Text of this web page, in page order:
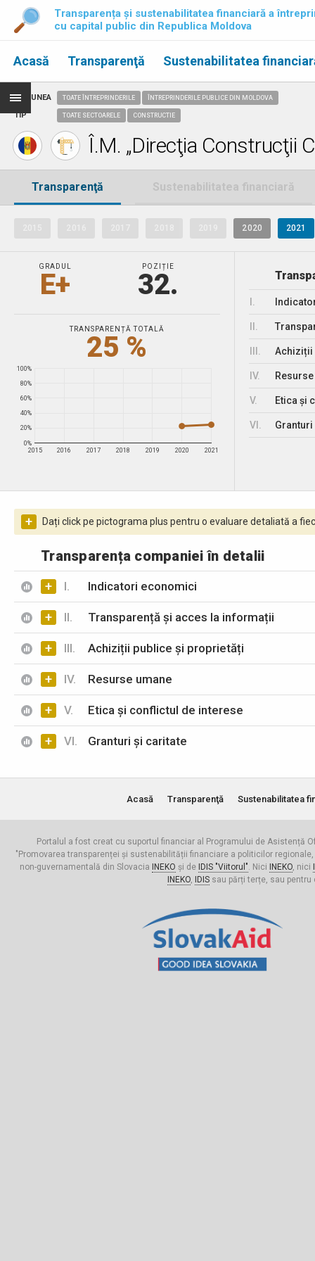
Transparența și sustenabilitatea financiară a
cu capital public din Republica Moldova
Acasă Transparenţă Sustenabilitatea
REGIUNEA
TIP
TOATE ÎNTREPRINDERILE ÎNTREPRINDERILE PUBLICE DIN MOLDOVA
TOATE SECTOARELE CONSTRUCTIE
Î.M. „Direcţia Construcţii
Transparenţă Sustenabilitatea financiară
2020 2021
GRADUL
E+
POZIȚIE
32.
TRANSPARENȚĂ TOTALĂ
25 %
2015 2016 2017 2018 2019 2020 2021
0%
20%
40%
60%
80%
100%
Achiziții
IV.
V. Etica și
VI.
+ Dați click pe pictograma plus pentru o evaluare detaliată a
Transparența companiei în detalii
+ I. Indicatori economici
+ II. Transparență și acces la informații
+ III. Achiziții publice și proprietăți
+ IV. Resurse umane
+ V. Etica și conflictul de interese
+ VI. Granturi și caritate
Acasă Transparenţă Sustenabilitatea
Portalul a fost creat cu suportul financiar al Programului de Asistență
"Promovarea transparenței și sustenabilității financiare a politicilor
non-guvernamentală din Slovacia
INEKO și de IDIS "Viitorul". Nici INEKO, nici
INEKO, IDISsau părți terțe, sau pentru